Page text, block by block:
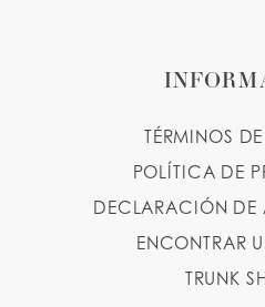
TÉRMINOS
POLÍTICA DE
DECLARACIÓN DE
ENCONTRAR
TRUNK